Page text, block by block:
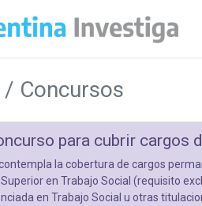
/ Concursos
para cubrir cargos
la cobertura de cargos
en Trabajo Social (requisito
en Trabajo Social u otras